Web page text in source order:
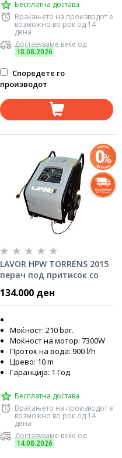
Бесплатна достава
Враќањето на производот е
возможно во рок од 14
дена
Доставуваме веќе од
18.08.2026
Споредете го
производот
LAVOR HPW TORRENS 2015
перач под притисок со
134.000 ден
Моќност: 210 bar.
Моќност на мотор: 7300W
Проток на вода: 900 l/h
Црево: 10 m
Гаранција: 1 Год
Бесплатна достава
Враќањето на производот е
возможно во рок од 14
дена
Доставуваме веќе од
14.08.2026